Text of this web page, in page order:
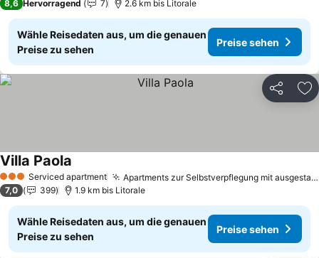
8,6 Hervorragend 7 2.6 km bis Litorale
Wähle Reisedaten aus, um die genauen
Preise zu sehen
Preise sehen
Teilen
3 SterneServiced apartment Apartments zur Selbstverpflegung mit ausgestatteten Küchen
Villa Paola
7,0 399 1.9 km bis Litorale
Wähle Reisedaten aus, um die genauen
Preise zu sehen
Preise sehen